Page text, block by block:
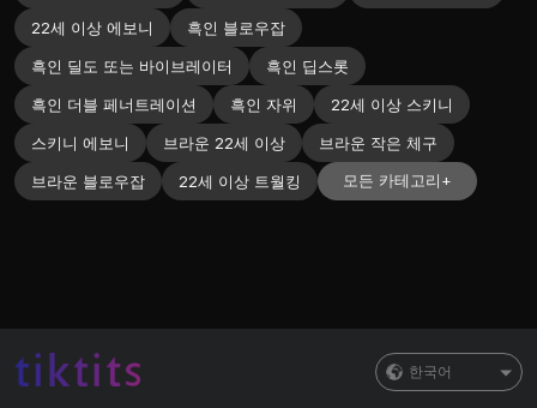
22세 이상 에보니
흑인 블로우잡
흑인 딜도 또는 바이브레이터
흑인 딥스롯
흑인 더블 페너트레이션
흑인 자위
22세 이상 스키니
스키니 에보니
브라운 22세 이상
브라운 작은 체구
브라운 블로우잡
22세 이상 트월킹 모든 카테고리+
한국어